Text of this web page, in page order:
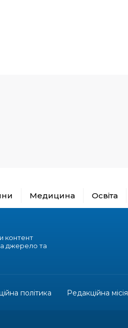
Медицина Освіта
контент
джерело та
політика Редакційна місія